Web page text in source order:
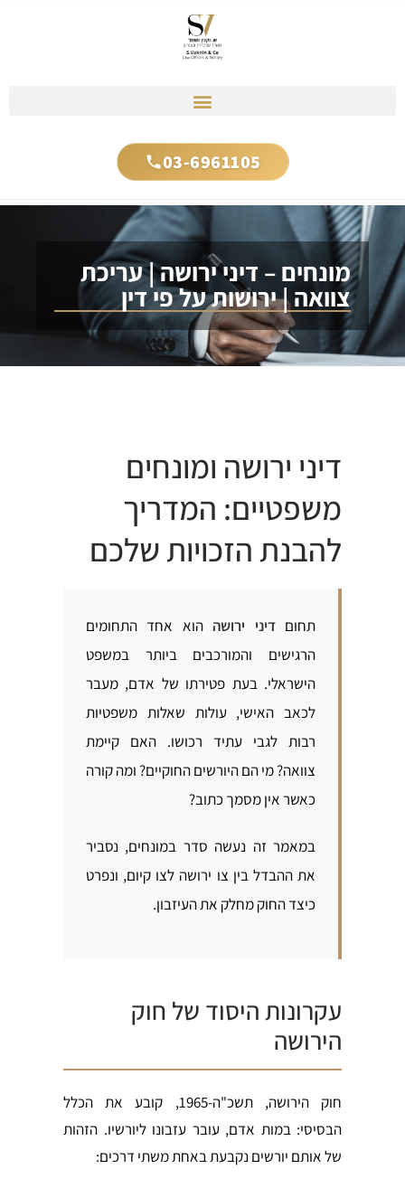
03-6961105
מונחים – דיני ירושה | עריכת
צוואה | ירושות על פי דין
דיני ירושה ומונחים
משפטיים: המדריך
להבנת הזכויות שלכם
תחוםדיני ירושה הוא אחד התחומים
הרגישים והמורכבים ביותר במשפט
הישראלי. בעת פטירתו של אדם, מעבר
לכאב האישי, עולות שאלות משפטיות
רבות לגבי עתיד רכושו. האם קיימת
צוואה? מי הם היורשים החוקיים? ומה קורה
כאשר אין מסמך כתוב?
במאמר זה נעשה סדר במונחים, נסביר
את ההבדל בין צו ירושה לצו קיום, ונפרט
כיצד החוק מחלק את העיזבון.
עקרונות היסוד של חוק
הירושה
חוק הירושה, תשכ"ה-1965, קובע את הכלל
הבסיסי: במות אדם, עובר עזבונו ליורשיו. הזהות
של אותם יורשים נקבעת באחת משתי דרכים: